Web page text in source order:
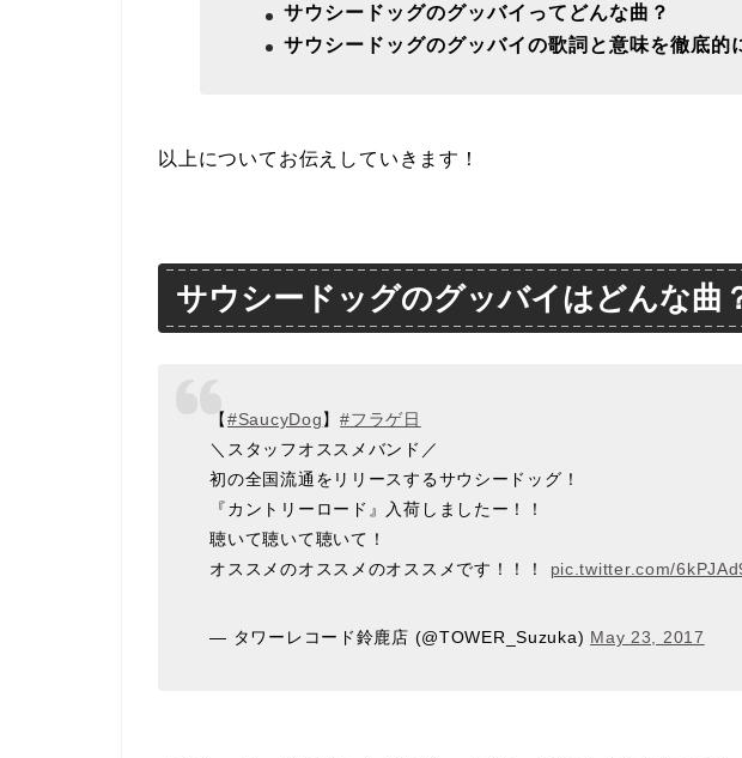
サウシードッグのグッバイってどんな曲？
サウシードッグのグッバイの歌詞と意味を徹底的
以上についてお伝えしていきます！
サウシードッグのグッバイはどんな曲
【#SaucyDog】#フラゲ日
＼スタッフオススメバンド／
初の全国流通をリリースするサウシードッグ！
『カントリーロード』入荷しましたー！！
聴いて聴いて聴いて！
オススメのオススメのオススメです！！！ pic.twitter.com/
— タワーレコード鈴鹿店 (@TOWER_Suzuka) May 23, 2017